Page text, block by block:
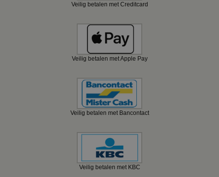
Veilig betalen met Creditcard
Veilig betalen met Apple Pay
Veilig betalen met Bancontact
Veilig betalen met KBC